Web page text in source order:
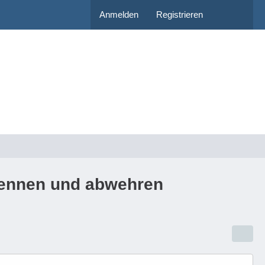
Anmelden Registrieren
und abwehren